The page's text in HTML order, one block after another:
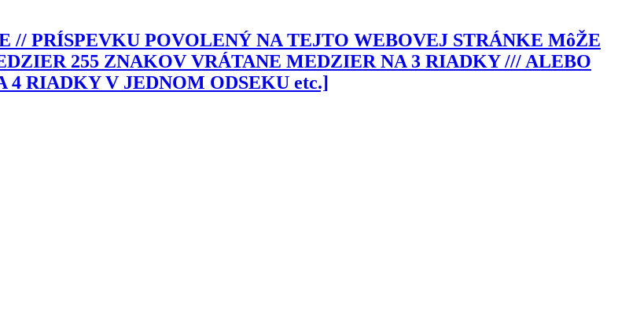
PRÍSPEVKU POVOLENÝ NA TEJTO WEBOVEJ STRÁNKE MôŽE
255 ZNAKOV VRÁTANE MEDZIER NA 3 RIADKY /// ALEBO
RIADKY V JEDNOM ODSEKU etc.]